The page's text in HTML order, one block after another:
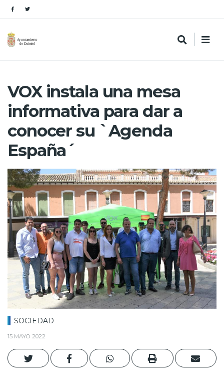
VOX instala una mesa
informativa para dar a
conocer su `Agenda
España´
SOCIEDAD
15 MAYO 2022